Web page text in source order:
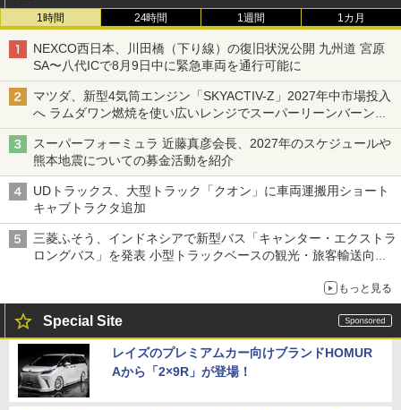
1時間 24時間 1週間 1カ月
NEXCO西日本、川田橋（下り線）の復旧状況公開 九州道 宮原
SA〜八代ICで8月9日中に緊急車両を通行可能に
マツダ、新型4気筒エンジン「SKYACTIV-Z」2027年中市場投入
へ ラムダワン燃焼を使い広いレンジでスーパーリーンバーン燃
焼を実現
スーパーフォーミュラ 近藤真彦会長、2027年のスケジュールや
熊本地震についての募金活動を紹介
UDトラックス、大型トラック「クオン」に車両運搬用ショート
キャブトラクタ追加
三菱ふそう、インドネシアで新型バス「キャンター・エクストラ
ロングバス」を発表 小型トラックベースの観光・旅客輸送向け
もっと見る
Special Site
レイズのプレミアムカー向けブランドHOMUR
Aから「2×9R」が登場！